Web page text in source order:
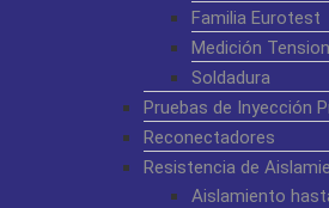
Familia Eurotest
Medición
Soldadura
Pruebas de Inyección
Reconectadores
Resistencia de
Aislamiento